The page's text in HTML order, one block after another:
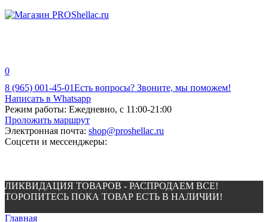
0
8 (965) 001-45-01Есть вопросы? Звоните, мы поможем!
Написать в Whatsapp
Режим работы: Ежедневно, с 11:00-21:00
Проложить маршрут
Электронная почта: shop@proshellac.ru
Соцсети и мессенджеры:
ЛИКВИДАЦИЯ ТОВАРОВ - РАСПРОДАЕМ ВСЕ!
ТОРОПИТЕСЬ ПОКА ТОВАР ЕСТЬ В НАЛИЧИИ!
Главная